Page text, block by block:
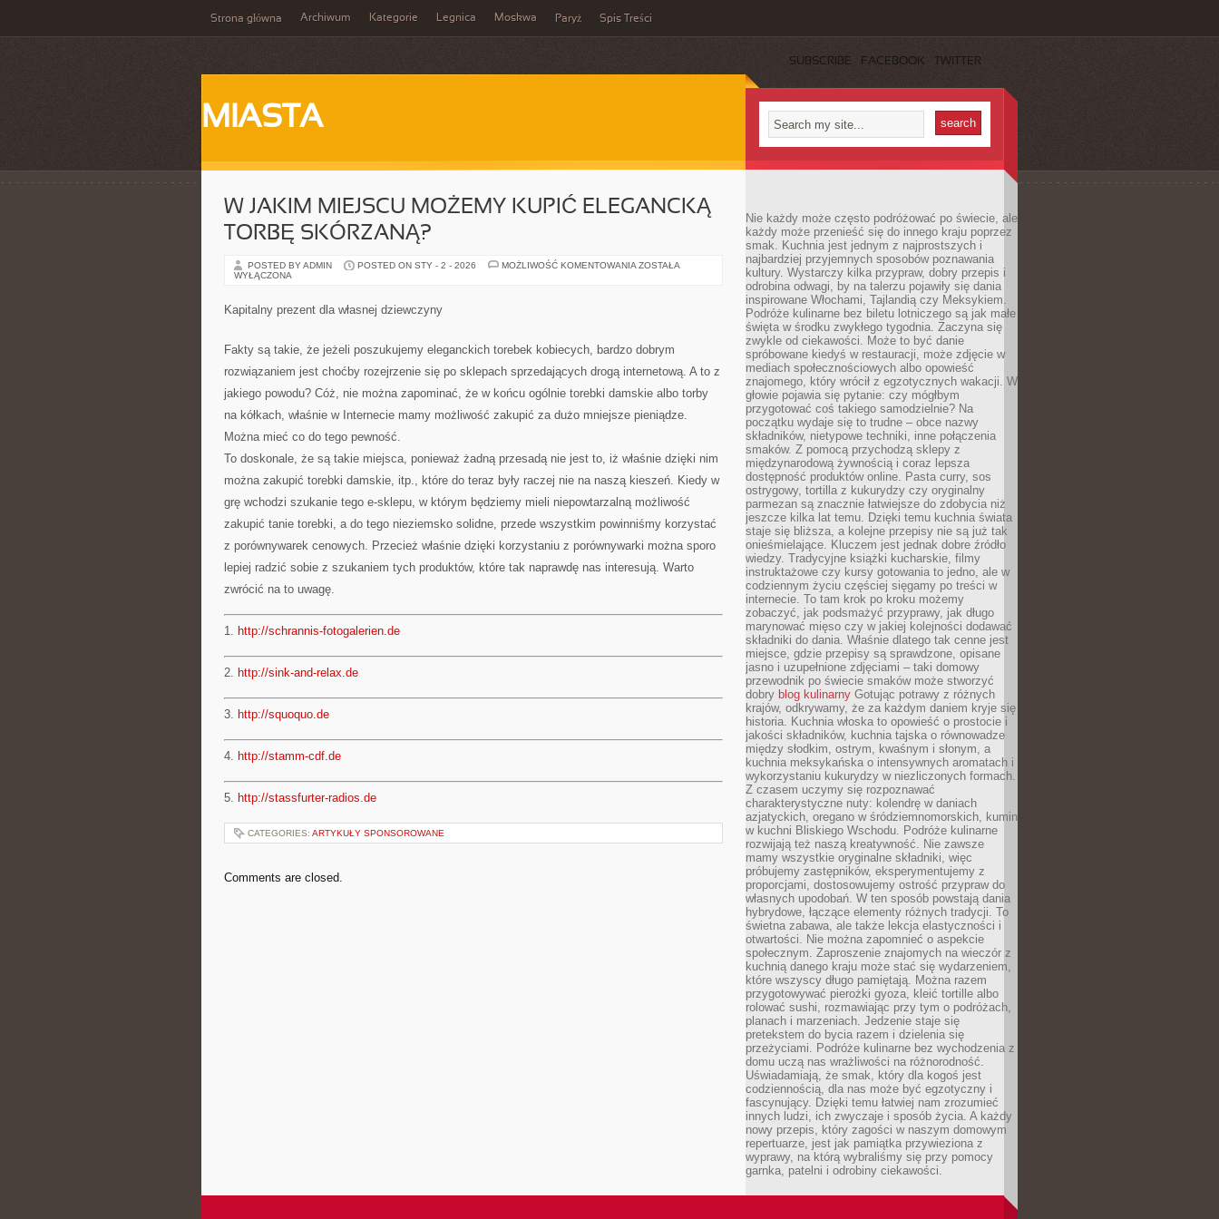
Strona główna Archiwum Kategorie Legnica Moskwa Paryż Spis Treści
SUBSCRIBE FACEBOOK TWITTER
MIASTA
W JAKIM MIEJSCU MOŻEMY KUPIĆ ELEGANCKĄ
TORBĘ SKÓRZANĄ?
POSTED BY ADMIN POSTED ON STY - 2 - 2026 MOŻLIWOŚĆ KOMENTOWANIA W
ZOSTAŁA
WYŁĄCZONA
Kapitalny prezent dla własnej dziewczyny
Fakty są takie, że jeżeli poszukujemy eleganckich torebek kobiecych, bardzo dobrym
rozwiązaniem jest choćby rozejrzenie się po sklepach sprzedających drogą internetową. A to z
jakiego powodu? Cóż, nie można zapominać, że w końcu ogólnie torebki damskie albo torby
na kółkach, właśnie w Internecie mamy możliwość zakupić za dużo mniejsze pieniądze.
Można mieć co do tego pewność.
To doskonale, że są takie miejsca, ponieważ żadną przesadą nie jest to, iż właśnie dzięki nim
można zakupić torebki damskie, itp., które do teraz były raczej nie na naszą kieszeń. Kiedy w
grę wchodzi szukanie tego e-sklepu, w którym będziemy mieli niepowtarzalną możliwość
zakupić tanie torebki, a do tego nieziemsko solidne, przede wszystkim powinniśmy korzystać
z porównywarek cenowych. Przecież właśnie dzięki korzystaniu z porównywarki można sporo
lepiej radzić sobie z szukaniem tych produktów, które tak naprawdę nas interesują. Warto
zwrócić na to uwagę.
1. http://schrannis-fotogalerien.de
2. http://sink-and-relax.de
3. http://squoquo.de
4. http://stamm-cdf.de
5. http://stassfurter-radios.de
CATEGORIES: ARTYKUŁY SPONSOROWANE
Comments are closed.
Nie każdy może często podróżować po świecie, ale
każdy może przenieść się do innego kraju poprzez
smak. Kuchnia jest jednym z najprostszych i
najbardziej przyjemnych sposobów poznawania
kultury. Wystarczy kilka przypraw, dobry przepis i
odrobina odwagi, by na talerzu pojawiły się dania
inspirowane Włochami, Tajlandią czy Meksykiem.
Podróże kulinarne bez biletu lotniczego są jak małe
święta w środku zwykłego tygodnia. Zaczyna się
zwykle od ciekawości. Może to być danie
spróbowane kiedyś w restauracji, może zdjęcie w
mediach społecznościowych albo opowieść
znajomego, który wrócił z egzotycznych wakacji. W
głowie pojawia się pytanie: czy mógłbym
przygotować coś takiego samodzielnie? Na
początku wydaje się to trudne – obce nazwy
składników, nietypowe techniki, inne połączenia
smaków. Z pomocą przychodzą sklepy z
międzynarodową żywnością i coraz lepsza
dostępność produktów online. Pasta curry, sos
ostrygowy, tortilla z kukurydzy czy oryginalny
parmezan są znacznie łatwiejsze do zdobycia niż
jeszcze kilka lat temu. Dzięki temu kuchnia świata
staje się bliższa, a kolejne przepisy nie są już tak
onieśmielające. Kluczem jest jednak dobre źródło
wiedzy. Tradycyjne książki kucharskie, filmy
instruktażowe czy kursy gotowania to jedno, ale w
codziennym życiu częściej sięgamy po treści w
internecie. To tam krok po kroku możemy
zobaczyć, jak podsmażyć przyprawy, jak długo
marynować mięso czy w jakiej kolejności dodawać
składniki do dania. Właśnie dlatego tak cenne jest
miejsce, gdzie przepisy są sprawdzone, opisane
jasno i uzupełnione zdjęciami – taki domowy
przewodnik po świecie smaków może stworzyć
dobry blog kulinarny Gotując potrawy z różnych
krajów, odkrywamy, że za każdym daniem kryje się
historia. Kuchnia włoska to opowieść o prostocie i
jakości składników, kuchnia tajska o równowadze
między słodkim, ostrym, kwaśnym i słonym, a
kuchnia meksykańska o intensywnych aromatach i
wykorzystaniu kukurydzy w niezliczonych formach.
Z czasem uczymy się rozpoznawać
charakterystyczne nuty: kolendrę w daniach
azjatyckich, oregano w śródziemnomorskich, kumin
w kuchni Bliskiego Wschodu. Podróże kulinarne
rozwijają też naszą kreatywność. Nie zawsze
mamy wszystkie oryginalne składniki, więc
próbujemy zastępników, eksperymentujemy z
proporcjami, dostosowujemy ostrość przypraw do
własnych upodobań. W ten sposób powstają dania
hybrydowe, łączące elementy różnych tradycji. To
świetna zabawa, ale także lekcja elastyczności i
otwartości. Nie można zapomnieć o aspekcie
społecznym. Zaproszenie znajomych na wieczór z
kuchnią danego kraju może stać się wydarzeniem,
które wszyscy długo pamiętają. Można razem
przygotowywać pierożki gyoza, kleić tortille albo
rolować sushi, rozmawiając przy tym o podróżach,
planach i marzeniach. Jedzenie staje się
pretekstem do bycia razem i dzielenia się
przeżyciami. Podróże kulinarne bez wychodzenia z
domu uczą nas wrażliwości na różnorodność.
Uświadamiają, że smak, który dla kogoś jest
codziennością, dla nas może być egzotyczny i
fascynujący. Dzięki temu łatwiej nam zrozumieć
innych ludzi, ich zwyczaje i sposób życia. A każdy
nowy przepis, który zagości w naszym domowym
repertuarze, jest jak pamiątka przywieziona z
wyprawy, na którą wybraliśmy się przy pomocy
garnka, patelni i odrobiny ciekawości.